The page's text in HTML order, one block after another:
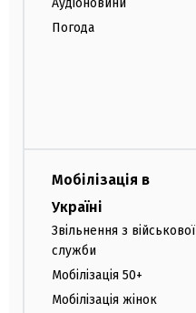
Погода
Мобілізація в
Україні
Звільнення з військової
служби
Мобілізація 50+
Мобілізація жінок